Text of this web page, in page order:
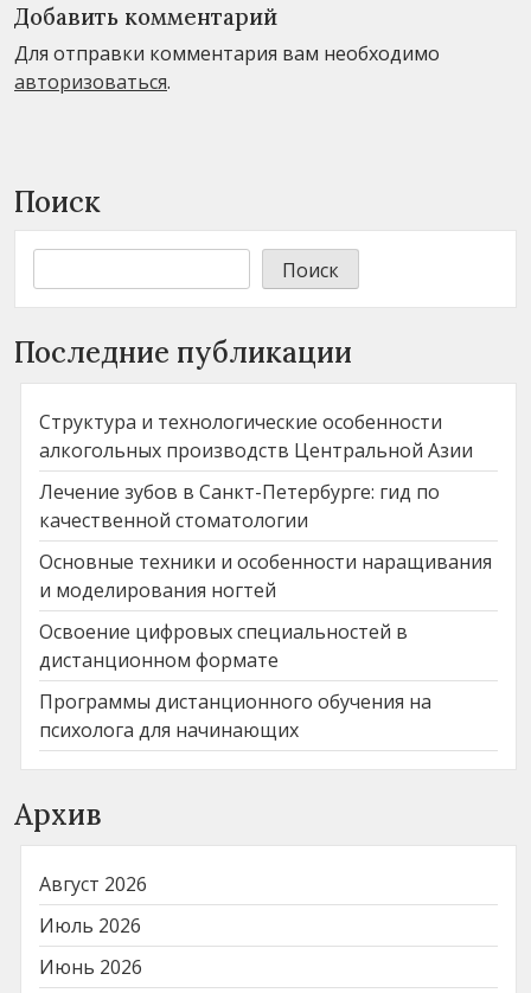
Добавить комментарий
Для отправки комментария вам необходимо
авторизоваться.
Поиск
Поиск
Последние публикации
Структура и технологические особенности
алкогольных производств Центральной Азии
Лечение зубов в Санкт-Петербурге: гид по
качественной стоматологии
Основные техники и особенности наращивания
и моделирования ногтей
Освоение цифровых специальностей в
дистанционном формате
Программы дистанционного обучения на
психолога для начинающих
Архив
Август 2026
Июль 2026
Июнь 2026